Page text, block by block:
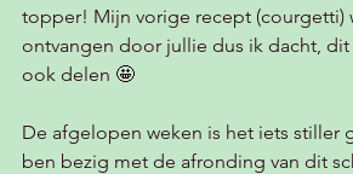
topper! Mijn vorige recept (courgetti)
ontvangen door jullie dus ik dacht,
ook delen 🤩
De afgelopen weken is het iets stiller
ben bezig met de afronding van dit